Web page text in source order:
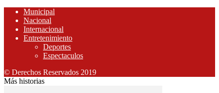
Municipal
Nacional
Internacional
Entretenimiento
Deportes
Espectaculos
© Derechos Reservados 2019
Más historias